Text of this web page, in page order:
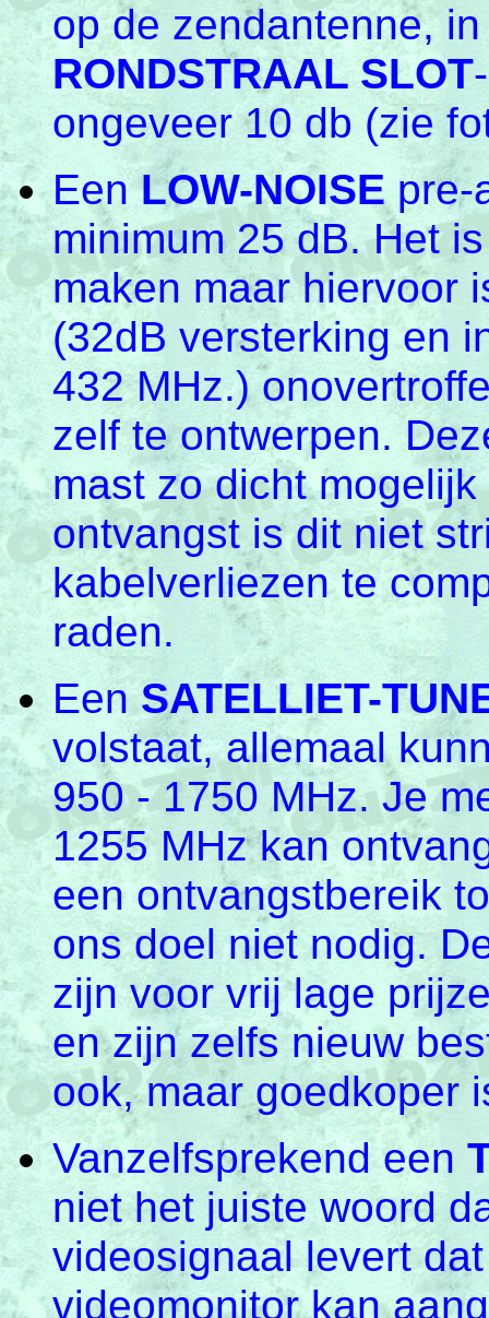
op de zendantenne,
RONDSTRAAL SLOT-
ongeveer 10 db (zie
EenLOW-NOISEpre-
minimum 25 dB. Het
maken maar hiervoor
(32dB versterking en
432 MHz.)
zelf te ontwerpen.
mast zo dicht
ontvangst is dit niet
kabelverliezen te
raden.
EenSATELLIET-
volstaat, allemaal
950 - 1750 MHz. Je
1255 MHz kan
een ontvangstbereik
ons doel niet nodig.
zijn voor vrij lage
en zijn zelfs nieuw
ook, maar goedkoper
Vanzelfsprekend een
niet het juiste woord
videosignaal levert
videomonitor kan